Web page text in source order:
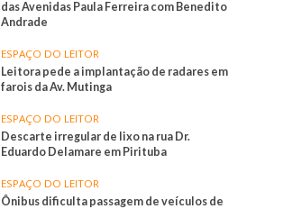
das Avenidas Paula Ferreira com Benedito
Andrade
ESPAÇO DO LEITOR
Leitora pede a implantação de radares em
farois da Av. Mutinga
ESPAÇO DO LEITOR
Descarte irregular de lixo na rua Dr.
Eduardo Delamare em Pirituba
ESPAÇO DO LEITOR
Ônibus dificulta passagem de veículos de